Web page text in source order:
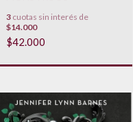
3 cuotas sin interés de
$14.000
$42.000